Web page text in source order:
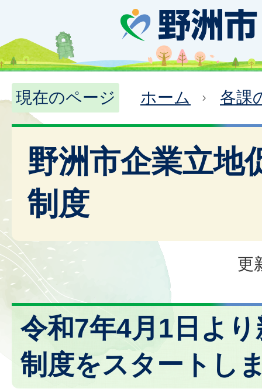
現在のページ ホーム 各課
野洲市企業立地
制度
更
令和7年4月1日よ
制度をスタートし